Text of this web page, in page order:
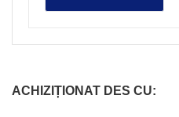
ACHIZIȚIONAT DES CU: